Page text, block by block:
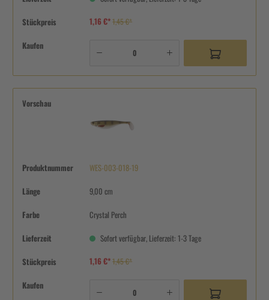
Stückpreis 1,16 €*1,45 €*
Kaufen
Vorschau
Produktnummer WES-003-018-19
Länge 9,00 cm
Farbe Crystal Perch
Lieferzeit Sofort verfügbar, Lieferzeit: 1-3 Tage
Stückpreis 1,16 €*1,45 €*
Kaufen